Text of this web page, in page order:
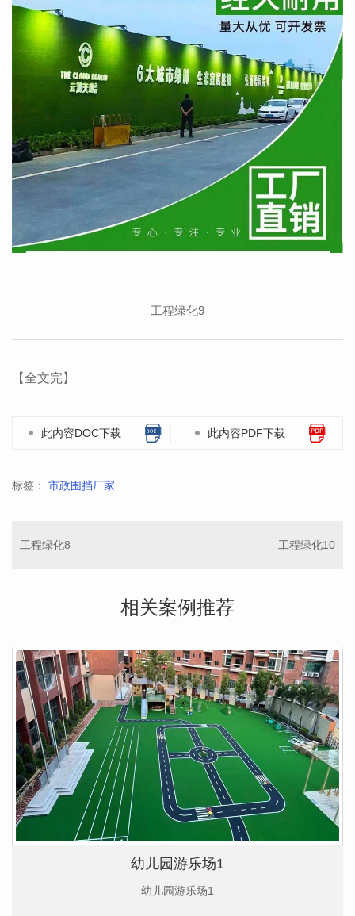
工程绿化9
【全文完】
此内容DOC下载 此内容PDF下载
标签： 市政围挡厂家
工程绿化8 工程绿化10
相关案例推荐
幼儿园游乐场1
幼儿园游乐场1